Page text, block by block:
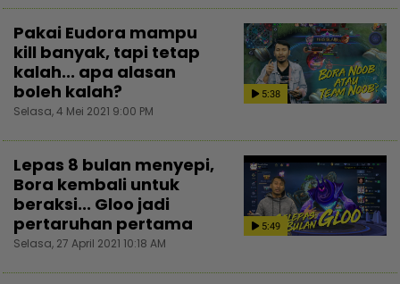
5:38
Pakai Eudora mampu
kill banyak, tapi tetap
kalah... apa alasan
boleh kalah?
Selasa, 4 Mei 2021 9:00 PM
5:49
Lepas 8 bulan menyepi,
Bora kembali untuk
beraksi... Gloo jadi
pertaruhan pertama
Selasa, 27 April 2021 10:18 AM